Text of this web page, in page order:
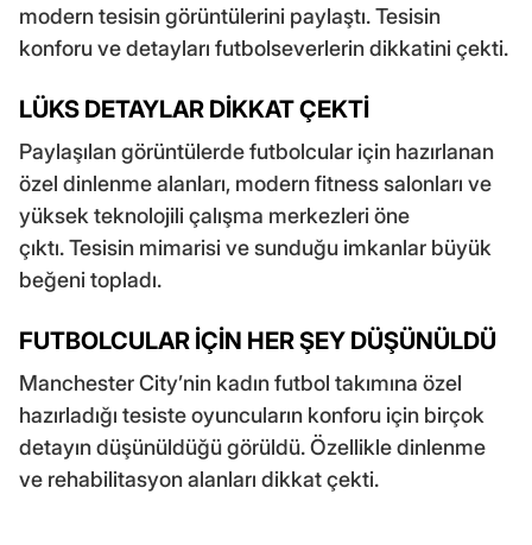
modern tesisin görüntülerini paylaştı. Tesisin
konforu ve detayları futbolseverlerin dikkatini çekti.
LÜKS DETAYLAR DİKKAT ÇEKTİ
Paylaşılan görüntülerde futbolcular için hazırlanan
özel dinlenme alanları, modern fitness salonları ve
yüksek teknolojili çalışma merkezleri öne
çıktı. Tesisin mimarisi ve sunduğu imkanlar büyük
beğeni topladı.
FUTBOLCULAR İÇİN HER ŞEY DÜŞÜNÜLDÜ
Manchester City’nin kadın futbol takımına özel
hazırladığı tesiste oyuncuların konforu için birçok
detayın düşünüldüğü görüldü. Özellikle dinlenme
ve rehabilitasyon alanları dikkat çekti.